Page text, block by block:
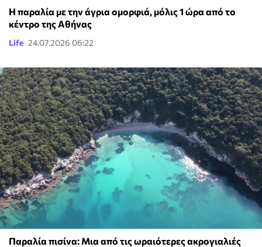
Η παραλία με την άγρια ομορφιά, μόλις 1 ώρα από το
κέντρο της Αθήνας
Life 24.07.2026 06:22
Παραλία πισίνα: Μια από τις ωραιότερες ακρογιαλιές